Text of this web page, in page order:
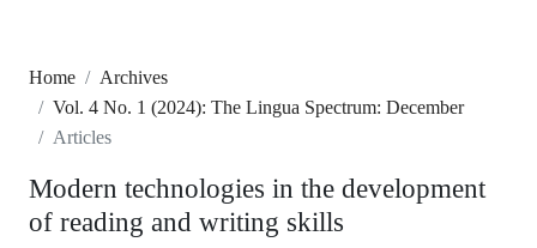
Home
Archives
Vol. 4 No. 1 (2024): The Lingua Spectrum: December
Articles
Modern technologies in the development
of reading and writing skills